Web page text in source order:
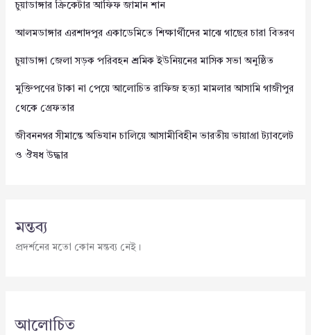
চুয়াডাঙ্গার ক্রিকেটার আফিফ জামান শান
আলমডাঙ্গার এরশাদপুর একাডেমিতে শিক্ষার্থীদের মাঝে গাছের চারা বিতরণ
চুয়াডাঙ্গা জেলা সড়ক পরিবহন শ্রমিক ইউনিয়নের মাসিক সভা অনুষ্ঠিত
মুক্তিপণের টাকা না পেয়ে আলোচিত রাফিজ হত্যা মামলার আসামি গাজীপুর
থেকে গ্রেফতার
জীবননগর সীমান্তে অভিযান চালিয়ে আসামীবিহীন ভারতীয় ভায়াগ্রা ট্যাবলেট
ও ঔষধ উদ্ধার
মন্তব্য
প্রদর্শনের মতো কোন মন্তব্য নেই।
আলোচিত